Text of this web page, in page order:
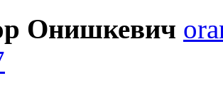
Онишкевич